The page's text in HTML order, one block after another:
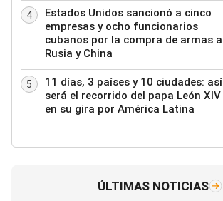
4
Estados Unidos sancionó a cinco
empresas y ocho funcionarios
cubanos por la compra de armas a
Rusia y China
5
11 días, 3 países y 10 ciudades: así
será el recorrido del papa León XIV
en su gira por América Latina
ÚLTIMAS NOTICIAS